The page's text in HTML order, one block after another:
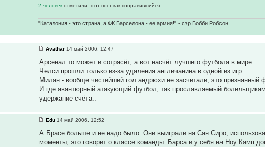
2 человекотметили этот пост как понравившийся.
"Каталония - это страна, а ФК Барселона - ее армия!" - сэр Бобби Робсон
Avathar 14 май 2006, 12:47
Арсенал то может и сотрясёт, а вот насчёт лучшего футбола в мире ...
Челси прошли только из-за удаления англичанина в одной из игр..
Милан - вообще чистейший гол андрюхи не засчитали, это признанный
И где авантюрный атакующий футбол, так прославляемый
удержание счёта..
Edu 14 май 2006, 12:52
А Брасе больше и не надо было. Они выиграли на Сан Сиро,
моменты, это говорит о классе команды. Барса и у себя на Ноу Камп